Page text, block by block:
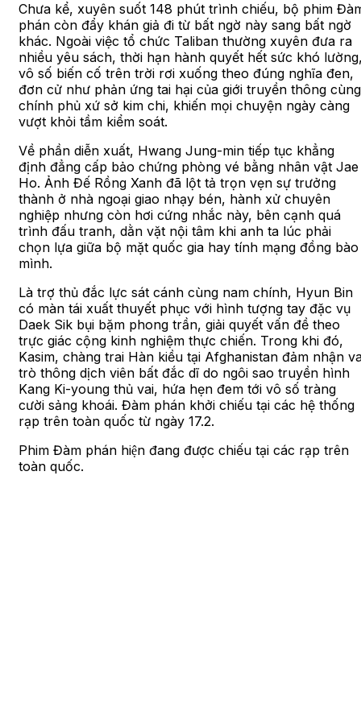
Chưa kể, xuyên suốt 148 phút trình chiếu, bộ phim
phán còn đẩy khán giả đi từ bất ngờ này sang bất ngờ
khác. Ngoài việc tổ chức Taliban thường xuyên đưa ra
nhiều yêu sách, thời hạn hành quyết hết sức khó
vô số biến cố trên trời rơi xuống theo đúng nghĩa đen,
đơn cử như phản ứng tai hại của giới truyền thông cùng
chính phủ xứ sở kim chi, khiến mọi chuyện ngày càng
vượt khỏi tầm kiểm soát.
Về phần diễn xuất, Hwang Jung-min tiếp tục khẳng
định đẳng cấp bảo chứng phòng vé bằng nhân vật Jae
Ho. Ảnh Đế Rồng Xanh đã lột tả trọn vẹn sự trưởng
thành ở nhà ngoại giao nhạy bén, hành xử chuyên
nghiệp nhưng còn hơi cứng nhắc này, bên cạnh quá
trình đấu tranh, dằn vặt nội tâm khi anh ta lúc phải
chọn lựa giữa bộ mặt quốc gia hay tính mạng đồng bào
mình.
Là trợ thủ đắc lực sát cánh cùng nam chính, Hyun Bin
có màn tái xuất thuyết phục với hình tượng tay đặc vụ
Daek Sik bụi bặm phong trần, giải quyết vấn đề theo
trực giác cộng kinh nghiệm thực chiến. Trong khi đó,
Kasim, chàng trai Hàn kiều tại Afghanistan đảm nhận
trò thông dịch viên bất đắc dĩ do ngôi sao truyền hình
Kang Ki-young thủ vai, hứa hẹn đem tới vô số tràng
cười sảng khoái. Đàm phán khởi chiếu tại các hệ thống
rạp trên toàn quốc từ ngày 17.2.
Phim Đàm phán hiện đang được chiếu tại các rạp trên
toàn quốc.